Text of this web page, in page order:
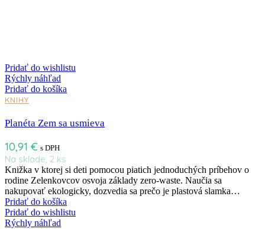
Pridať do wishlistu
Rýchly náhľad
Pridať do košíka
KNIHY
Planéta Zem sa usmieva
10,91 € s DPH
Na sklade, 2 ks
Knižka v ktorej si deti pomocou piatich jednoduchých príbehov o
rodine Zelenkovcov osvoja základy zero-waste. Naučia sa
nakupovať ekologicky, dozvedia sa prečo je plastová slamka…
Pridať do košíka
Pridať do wishlistu
Rýchly náhľad